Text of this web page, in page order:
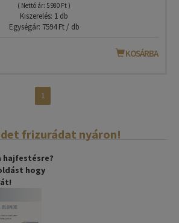
( Nettó ár: 5 980 Ft )
Kiszerelés: 1 db
Egységár: 7594 Ft / db
KOSÁRBA
1
frizurádat nyáron!
hajfestésre?
hogy